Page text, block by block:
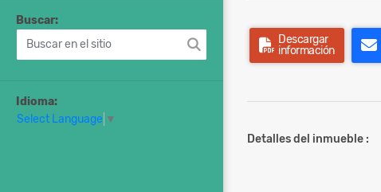
Buscar:
Idioma:
Select Language ▼
Descargar
información
Detalles del inmueble :